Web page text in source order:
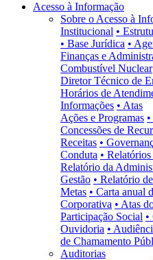
Acesso à Informação
Sobre o Acesso à
Institucional •
• Base Jurídica •
Finanças e
Combustível Nuclear
Diretor Técnico de
Horários de
Informações • Atas
Ações e Programas
Concessões de
Receitas •
Conduta •
Relatório da
Gestão • Relatório
Metas • Carta anual
Corporativa • Atas
Participação Social
Ouvidoria •
de Chamamento
Auditorias